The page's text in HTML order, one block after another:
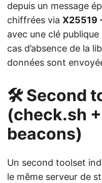
depuis un message
chiffrées via X25519
avec une clé
cas d’absence de la
données sont
🛠️ Second
(check.sh
beacons)
Un second toolset
le même serveur de